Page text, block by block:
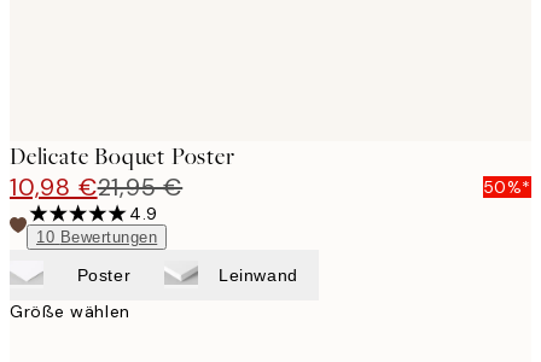
Delicate Boquet Poster
10,98 €21,95 €
50%*
4.9
10 Bewertungen
Poster Leinwand
Größe wählen